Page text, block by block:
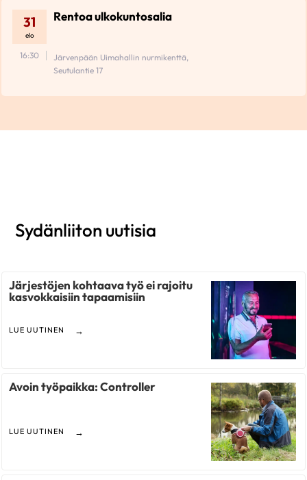
31
elo
Rentoa ulkokuntosalia
16:30
Järvenpään Uimahallin nurmikenttä,
Seutulantie 17
Sydänliiton uutisia
Järjestöjen kohtaava työ ei rajoitu
kasvokkaisiin tapaamisiin
LUE UUTINEN
Avoin työpaikka: Controller
LUE UUTINEN